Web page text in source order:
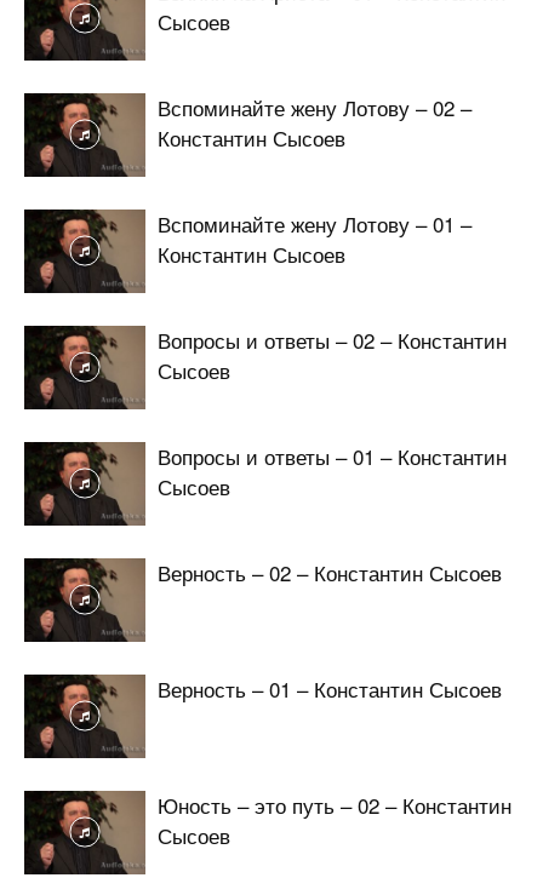
Сысоев
Вспоминайте жену Лотову – 02 –
Константин Сысоев
Вспоминайте жену Лотову – 01 –
Константин Сысоев
Вопросы и ответы – 02 – Константин
Сысоев
Вопросы и ответы – 01 – Константин
Сысоев
Верность – 02 – Константин Сысоев
Верность – 01 – Константин Сысоев
Юность – это путь – 02 – Константин
Сысоев